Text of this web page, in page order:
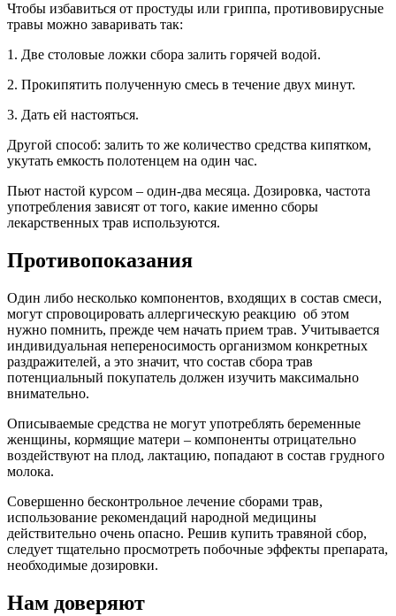
Чтобы избавиться от простуды или гриппа, противовирусные
травы можно заваривать так:
1. Две столовые ложки сбора залить горячей водой.
2. Прокипятить полученную смесь в течение двух минут.
3. Дать ей настояться.
Другой способ: залить то же количество средства кипятком,
укутать емкость полотенцем на один час.
Пьют настой курсом – один-два месяца. Дозировка, частота
употребления зависят от того, какие именно сборы
лекарственных трав используются.
Противопоказания
Один либо несколько компонентов, входящих в состав смеси,
могут спровоцировать аллергическую реакцию об этом
нужно помнить, прежде чем начать прием трав. Учитывается
индивидуальная непереносимость организмом конкретных
раздражителей, а это значит, что состав сбора трав
потенциальный покупатель должен изучить максимально
внимательно.
Описываемые средства не могут употреблять беременные
женщины, кормящие матери – компоненты отрицательно
воздействуют на плод, лактацию, попадают в состав грудного
молока.
Совершенно бесконтрольное лечение сборами трав,
использование рекомендаций народной медицины
действительно очень опасно. Решив купить травяной сбор,
следует тщательно просмотреть побочные эффекты препарата,
необходимые дозировки.
Нам доверяют